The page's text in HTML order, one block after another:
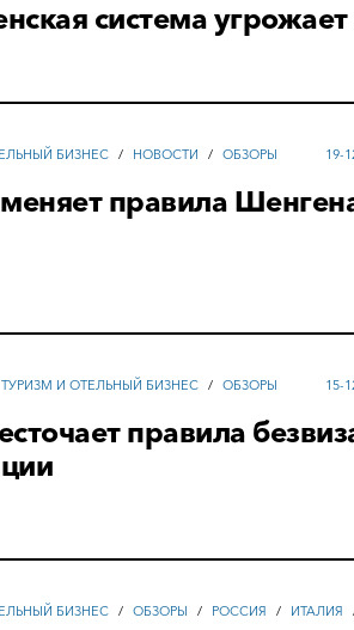
система
БИЗНЕС / НОВОСТИ / ОБЗОРЫ 19-
меняет правила
ТУРИЗМ И ОТЕЛЬНЫЙ БИЗНЕС / ОБЗОРЫ 15-
правила
БИЗНЕС / ОБЗОРЫ / РОССИЯ / ИТАЛИЯ